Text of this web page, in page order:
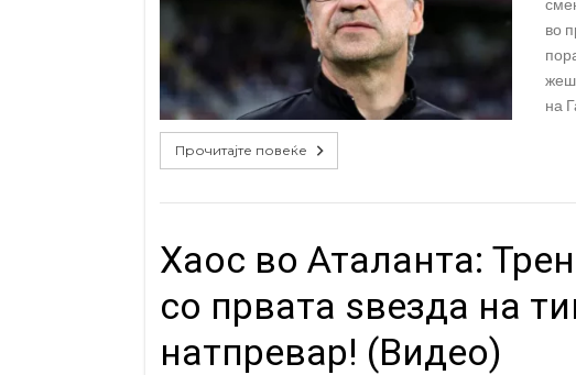
во
на
Прочитајте повеќе
Хаос во Аталанта:
со првата ѕвезда на
натпревар! (Видео)